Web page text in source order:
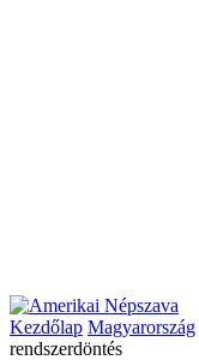
Kezdőlap Magyarország
rendszerdöntés